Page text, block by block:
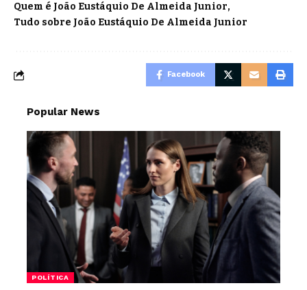
Quem é João Eustáquio De Almeida Junior
Tudo sobre João Eustáquio De Almeida Junior
Facebook
Popular News
POLÍTICA